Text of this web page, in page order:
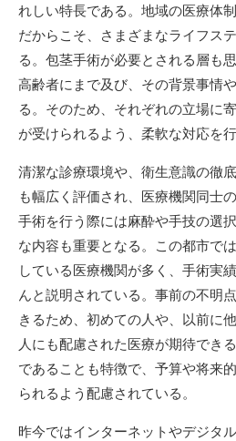
れしい特長である。地域の医療体
だからこそ、さまざまなライフス
る。包茎手術が必要とされる層も
高齢者にまで及び、その背景事情
る。そのため、それぞれの立場に
が受けられるよう、柔軟な対応を
清潔な診療環境や、衛生意識の徹
も幅広く評価され、医療機関同士
手術を行う際には麻酔や手技の選
な内容も重要となる。この都市で
している医療機関が多く、手術実
んと説明されている。事前の不明
きるため、初めての人や、以前に
人にも配慮された医療が期待でき
であることも特徴で、予算や将来
られるよう配慮されている。
昨今ではインターネットやデジタ